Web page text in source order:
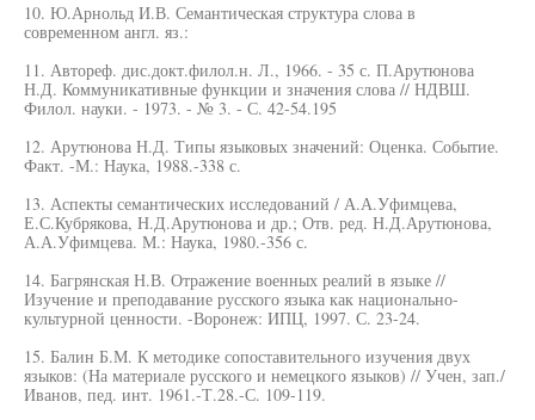
10. Ю.Арнольд И.В. Семантическая структура слова в
современном англ. яз.:
11. Автореф. дис.докт.филол.н. Л., 1966. - 35 с. П.Арутюнова
Н.Д. Коммуникативные функции и значения слова // НДВШ.
Филол. науки. - 1973. - № 3. - С. 42-54.195
12. Арутюнова Н.Д. Типы языковых значений: Оценка. Событие.
Факт. -М.: Наука, 1988.-338 с.
13. Аспекты семантических исследований / А.А.Уфимцева,
Е.С.Кубрякова, Н.Д.Арутюнова и др.; Отв. ред. Н.Д.Арутюнова,
А.А.Уфимцева. М.: Наука, 1980.-356 с.
14. Багрянская Н.В. Отражение военных реалий в языке //
Изучение и преподавание русского языка как национально-
культурной ценности. -Воронеж: ИПЦ, 1997. С. 23-24.
15. Балин Б.М. К методике сопоставительного изучения двух
языков: (На материале русского и немецкого языков) // Учен, зап./
Иванов, пед. инт. 1961.-Т.28.-С. 109-119.